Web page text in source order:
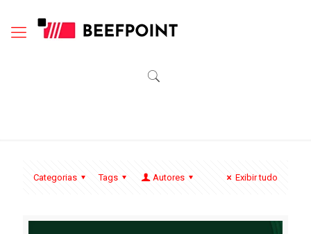
Categorias Tags Autores Exibir tudo